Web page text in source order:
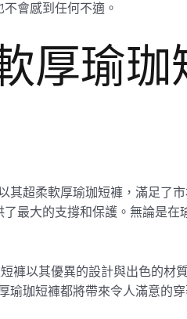
會感到任何不適。
厚瑜
其超柔軟厚瑜珈短褲，滿足了
最大的支撐和保護。無論是在
褲以其優異的設計與出色的材
瑜珈短褲都將帶來令人滿意的穿